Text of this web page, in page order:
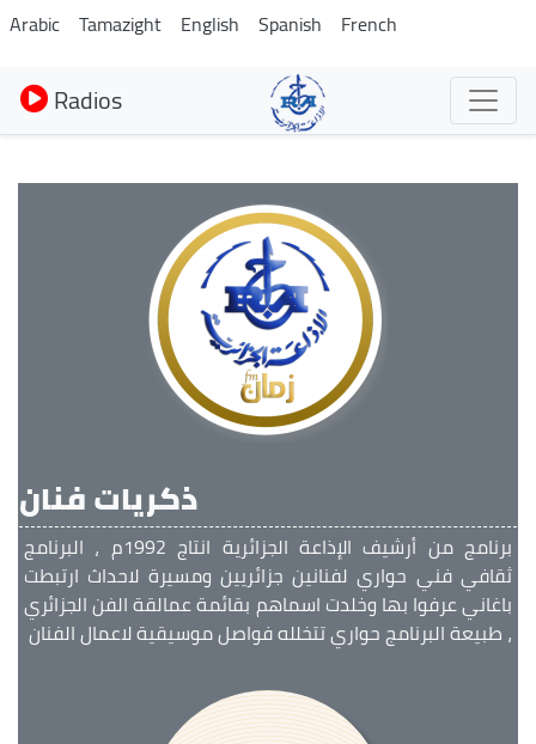
Aller
au
contenu
principal
Arabic Tamazight English Spanish French
Radios
ذكريات فنان
برنامج من أرشيف الإذاعة الجزائرية انتاج 1992م ، البرنامج
ثقافي فني حواري لفنانين جزائريين ومسيرة لاحداث ارتبطت
باغاني عرفوا بها وخلدت اسماهم بقائمة عمالقة الفن الجزائري
، طبيعة البرنامج حواري تتخلله فواصل موسيقية لاعمال الفنان